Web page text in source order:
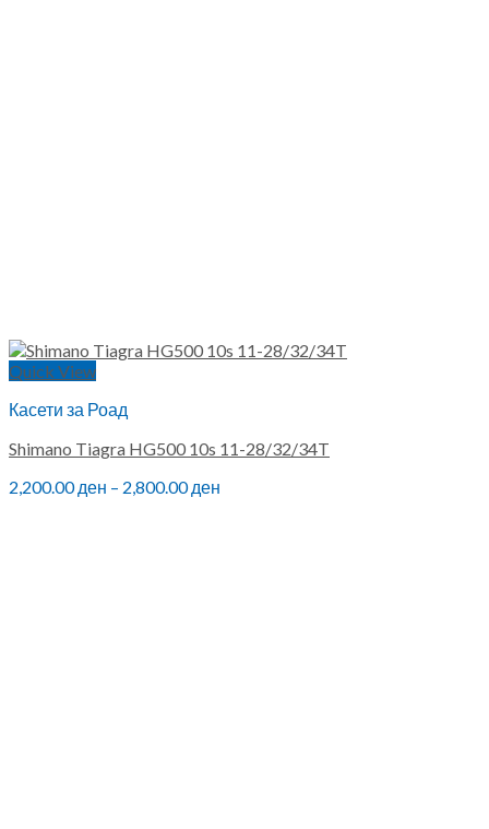
Quick View
Касети за Роад
Shimano Tiagra HG500 10s 11-28/32/34T
2,200.00ден – 2,800.00ден